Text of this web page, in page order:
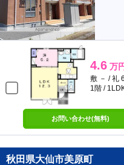
4.6 万
敷 － / 礼
1階 /
お問い合わせ(無料)
秋田県大仙市美原町